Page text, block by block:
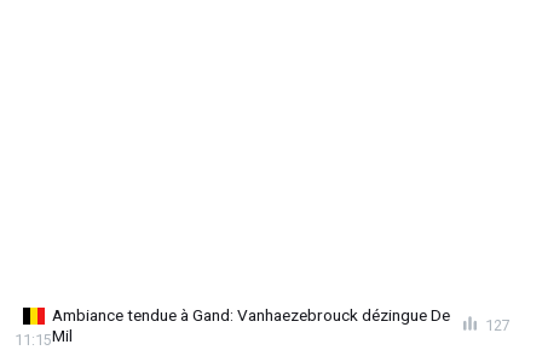
Ambiance tendue à Gand: Vanhaezebrouck dézingue De
Mil
11:15
127